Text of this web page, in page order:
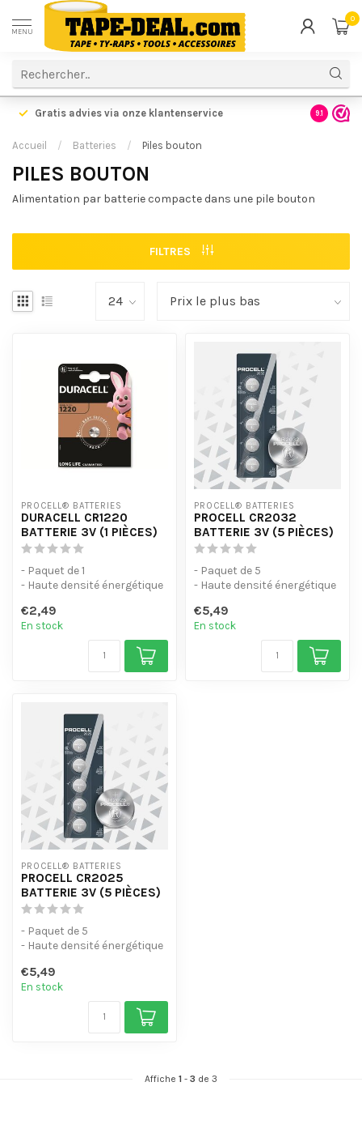
MENU
0
Gratis advies via onze klantenservice 9.1
Accueil / Batteries / Piles bouton
PILES BOUTON
Alimentation par batterie compacte dans une pile bouton
FILTRES
PROCELL® BATTERIES
DURACELL CR1220
BATTERIE 3V (1 PIÈCES)
- Paquet de 1
- Haute densité énergétique
plate et f...
€2,49
En stock
PROCELL® BATTERIES
PROCELL CR2032
BATTERIE 3V (5 PIÈCES)
- Paquet de 5
- Haute densité énergétique
plate et f...
€5,49
En stock
PROCELL® BATTERIES
PROCELL CR2025
BATTERIE 3V (5 PIÈCES)
- Paquet de 5
- Haute densité énergétique
plate et f...
€5,49
En stock
Affiche 1 - 3 de 3